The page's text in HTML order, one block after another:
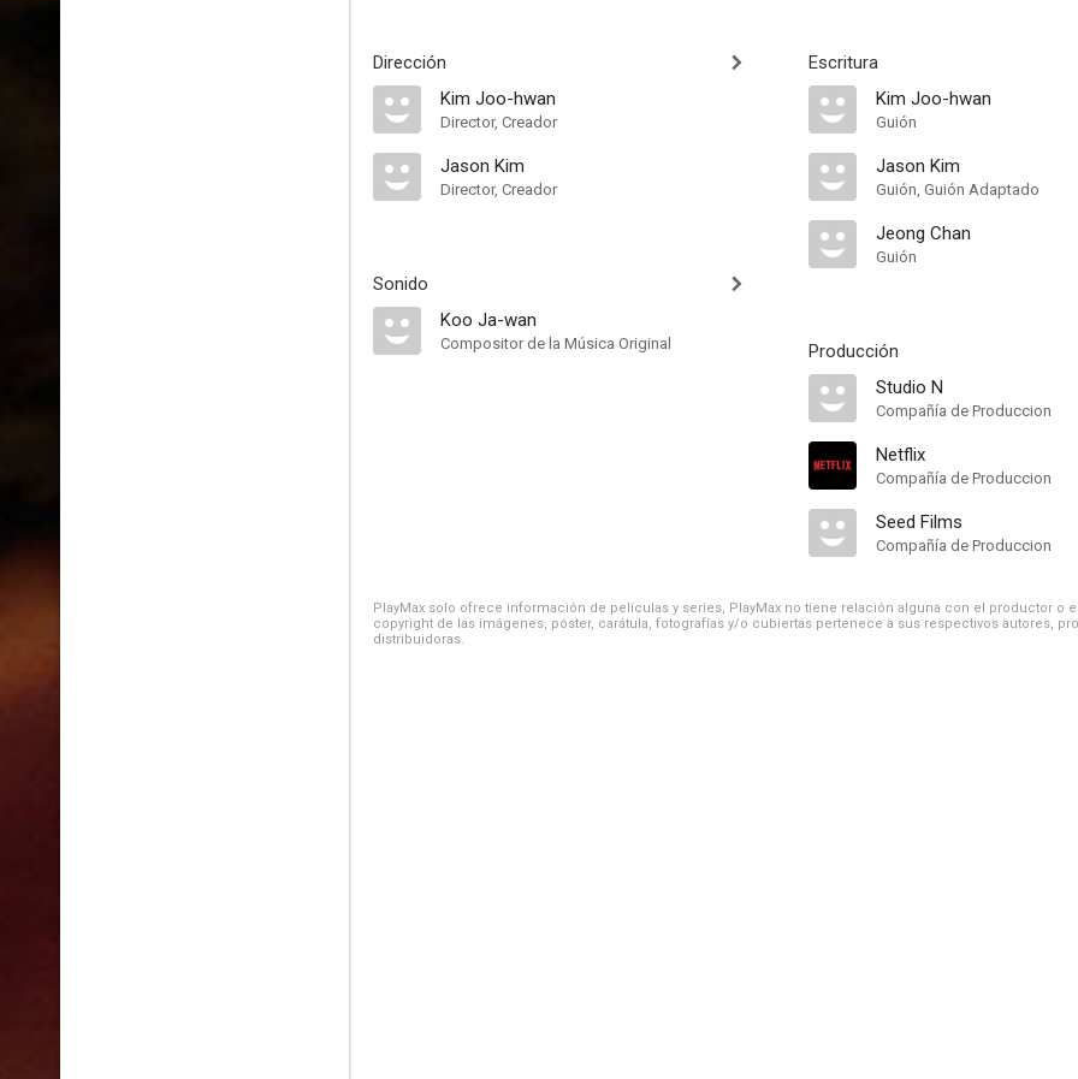
Dirección
Kim Joo-hwan
Director, Creador
Jason Kim
Director, Creador
Sonido
Koo Ja-wan
Compositor de la Música Original
Escritura
Kim Joo-hwan
Guión
Jason Kim
Guión, Guión Adaptado
Jeong Chan
Guión
Producción
Studio N
Compañía de Produccion
Netflix
Compañía de Produccion
Seed Films
Compañía de Produccion
PlayMax solo ofrece información de películas y series, PlayMax no tiene relación alguna con el productor o
copyright de las imágenes, póster, carátula, fotografías y/o cubiertas pertenece a sus respectivos autores,
distribuidoras.